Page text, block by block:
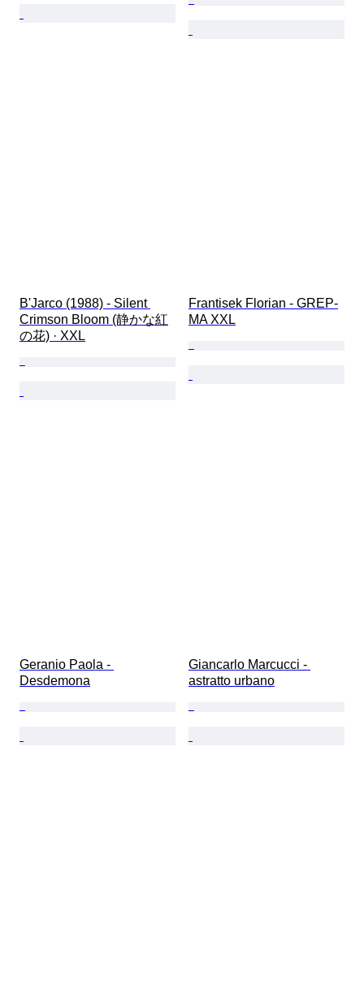
B'Jarco (1988) - Silent
Crimson Bloom (静かな紅
の花) · XXL
Frantisek Florian - GREP-
MA XXL
Geranio Paola -
Desdemona
Giancarlo Marcucci -
astratto urbano